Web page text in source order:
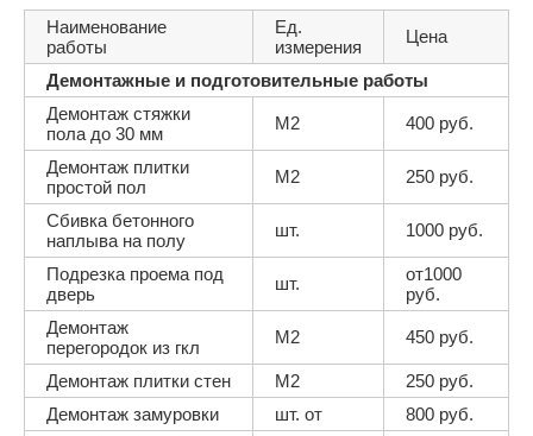
Наименование
работы
Ед.
измерения
Цена
Демонтажные и подготовительные работы
Демонтаж стяжки
пола до 30 мм
М2 400 руб.
Демонтаж плитки
простой пол
М2 250 руб.
Сбивка бетонного
наплыва на полу
шт. 1000 руб.
Подрезка проема под
дверь
шт.
от1000
руб.
Демонтаж
перегородок из гкл
М2 450 руб.
Демонтаж плитки стен М2
250 руб.
Демонтаж замуровки
шт. от
800 руб.